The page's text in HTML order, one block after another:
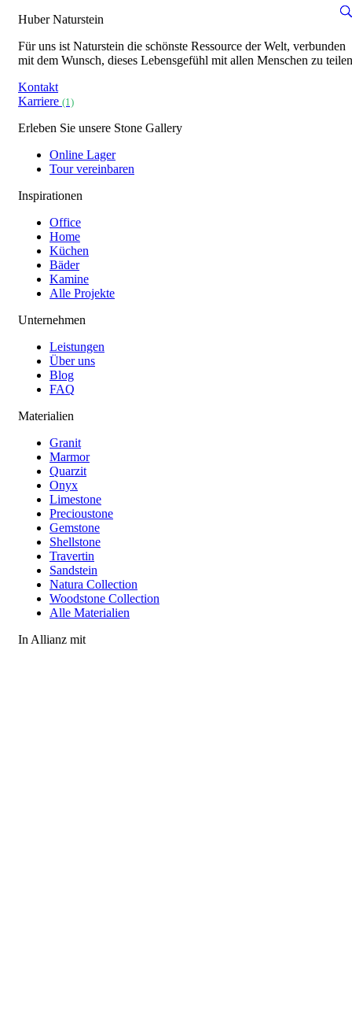
Huber Naturstein
Für uns ist Naturstein die schönste Ressource der Welt, verbunden
mit dem Wunsch, dieses Lebensgefühl mit allen Menschen zu
Kontakt
Karriere (1)
Erleben Sie unsere Stone Gallery
Online Lager
Tour vereinbaren
Inspirationen
Office
Home
Küchen
Bäder
Kamine
Alle Projekte
Unternehmen
Leistungen
Über uns
Blog
FAQ
Materialien
Granit
Marmor
Quarzit
Onyx
Limestone
Precioustone
Gemstone
Shellstone
Travertin
Sandstein
Natura Collection
Woodstone Collection
Alle Materialien
In Allianz mit